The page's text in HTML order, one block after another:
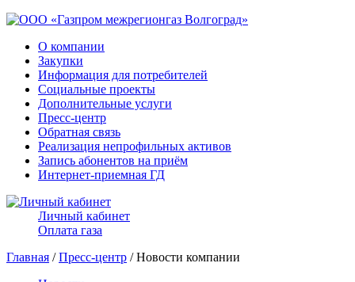
О компании
Закупки
Информация для потребителей
Социальные проекты
Дополнительные услуги
Пресс-центр
Обратная связь
Реализация непрофильных активов
Запись абонентов на приём
Интернет-приемная ГД
Личный кабинет
Оплата газа
Главная /Пресс-центр / Новости компании